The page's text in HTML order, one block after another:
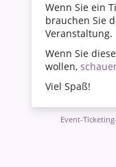
Wenn Sie ein
brauchen Sie
Veranstaltung.
Wenn Sie
wollen,
Viel Spaß!
Event-